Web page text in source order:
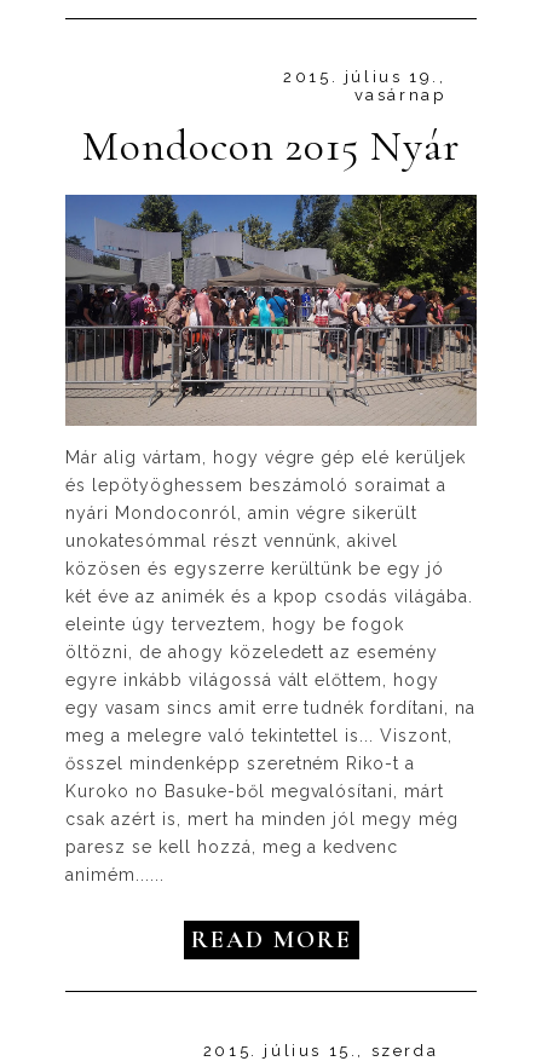
2015. július 19.,
vasárnap
Mondocon 2015 Nyár
Már alig vártam, hogy végre gép elé kerüljek
és lepötyöghessem beszámoló soraimat a
nyári Mondoconról, amin végre sikerült
unokatesómmal részt vennünk, akivel
közösen és egyszerre kerültünk be egy jó
két éve az animék és a kpop csodás világába.
eleinte úgy terveztem, hogy be fogok
öltözni, de ahogy közeledett az esemény
egyre inkább világossá vált előttem, hogy
egy vasam sincs amit erre tudnék fordítani, na
meg a melegre való tekintettel is... Viszont,
ősszel mindenképp szeretném Riko-t a
Kuroko no Basuke-ből megvalósítani, márt
csak azért is, mert ha minden jól megy még
paresz se kell hozzá, meg a kedvenc
animém......
READ MORE
2015. július 15., szerda